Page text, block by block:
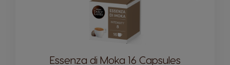
Essenza di Moka 16 Capsules